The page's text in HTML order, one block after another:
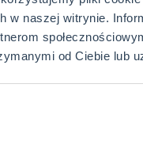
w naszej witrynie.
od Ciebie lub
wystąpi trwały
pamiętać
turystyczne,
podczas
trwania polisy, który
opóźnienia, które